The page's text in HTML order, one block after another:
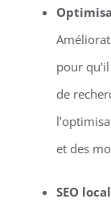
pour
de
et des
SEO local